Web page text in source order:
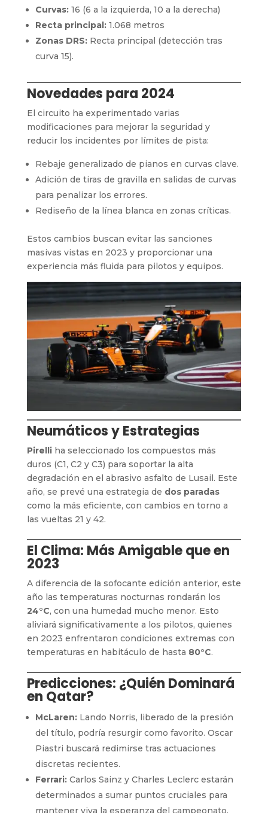
Curvas:16 (6 a la izquierda, 10 a la derecha)
Recta principal:1.068 metros
Zonas DRS:Recta principal (detección tras
curva 15).
Novedades para 2024
El circuito ha experimentado varias
modificaciones para mejorar la seguridad y
reducir los incidentes por límites de pista:
Rebaje generalizado de pianos en curvas clave.
Adición de tiras de gravilla en salidas de curvas
para penalizar los errores.
Rediseño de la línea blanca en zonas críticas.
Estos cambios buscan evitar las sanciones
masivas vistas en 2023 y proporcionar una
experiencia más fluida para pilotos y equipos.
Neumáticos y Estrategias
Pirelliha seleccionado los compuestos más
duros (C1, C2 y C3) para soportar la alta
degradación en el abrasivo asfalto de Lusail. Este
año, se prevé una estrategia de dos paradas
como la más eficiente, con cambios en torno a
las vueltas 21 y 42.
El Clima: Más Amigable que en
2023
A diferencia de la sofocante edición anterior, este
año las temperaturas nocturnas rondarán los
24°C, con una humedad mucho menor. Esto
aliviará significativamente a los pilotos, quienes
en 2023 enfrentaron condiciones extremas con
temperaturas en habitáculo de hasta 80°C.
Predicciones: ¿Quién Dominará
en Qatar?
McLaren:Lando Norris, liberado de la presión
del título, podría resurgir como favorito. Oscar
Piastri buscará redimirse tras actuaciones
discretas recientes.
Ferrari:Carlos Sainz y Charles Leclerc estarán
determinados a sumar puntos cruciales para
mantener viva la esperanza del campeonato.